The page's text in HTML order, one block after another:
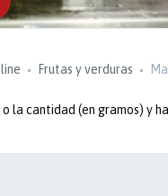
Frutas y verduras
la cantidad (en gramos) y